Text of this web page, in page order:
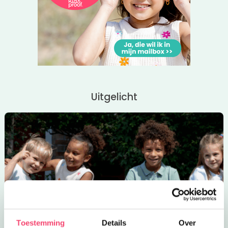
Toestemming Details Over
Uitgelicht